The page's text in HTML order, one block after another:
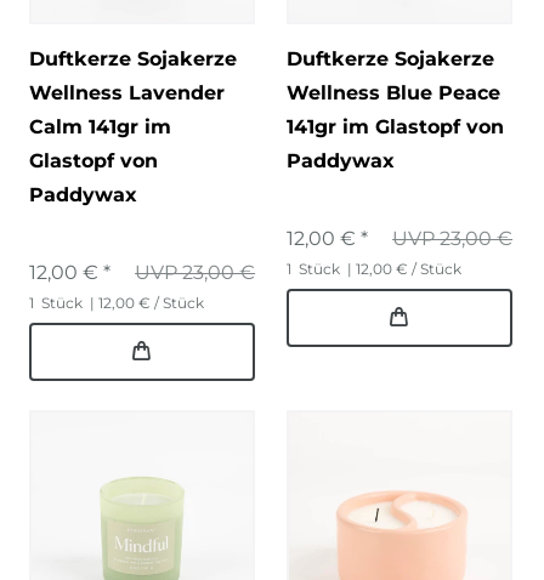
Duftkerze Sojakerze
Wellness Lavender
Calm 141gr im
Glastopf von
Paddywax
UVP 23,00 €
12,00 € *
1 Stück | 12,00 € / Stück
Duftkerze Sojakerze
Wellness Blue Peace
141gr im Glastopf von
Paddywax
UVP 23,00 €
12,00 € *
1 Stück | 12,00 € / Stück